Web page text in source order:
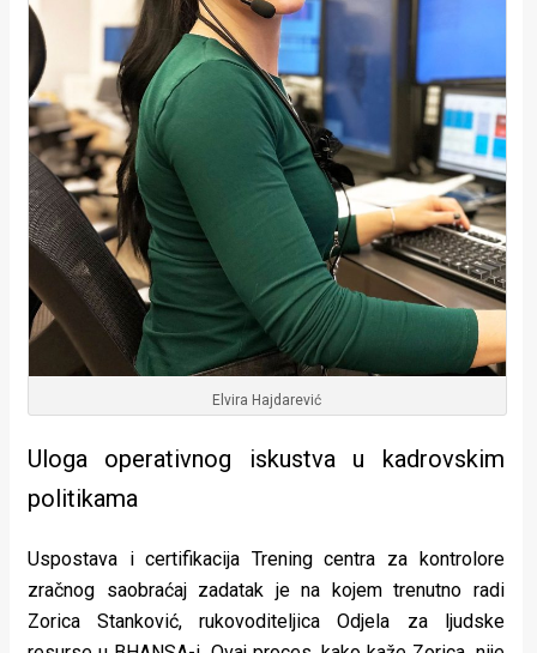
Elvira Hajdarević
Uloga operativnog iskustva u kadrovskim
politikama
Uspostava i certifikacija Trening centra za kontrolore
zračnog saobraćaj zadatak je na kojem trenutno radi
Zorica Stanković, rukovoditeljica Odjela za ljudske